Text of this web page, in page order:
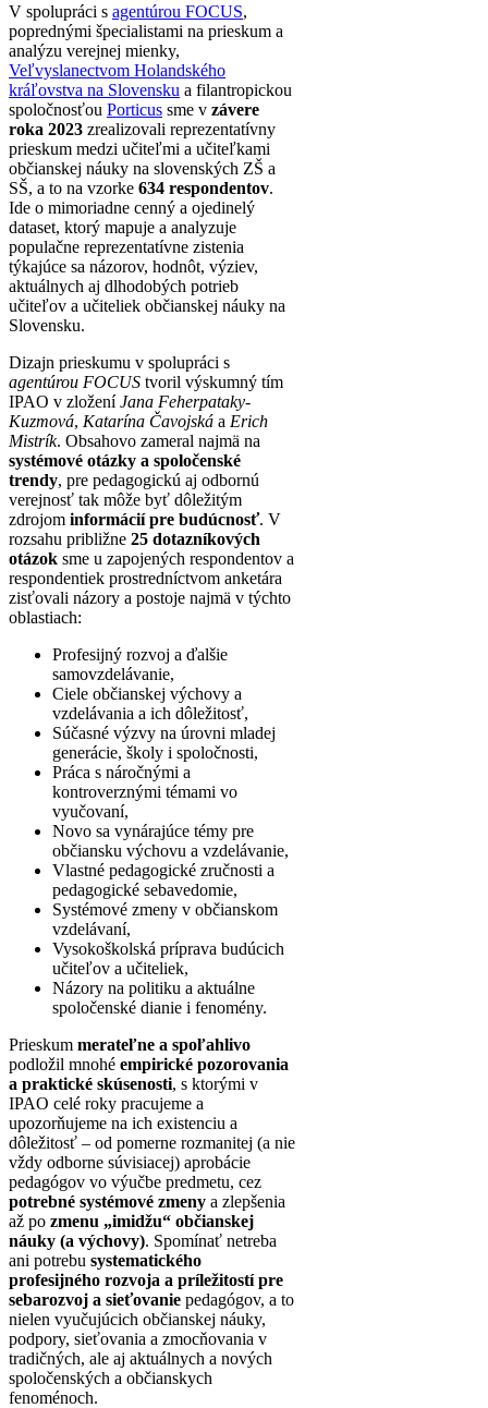
V spolupráci s agentúrou FOCUS,
poprednými špecialistami na prieskum a
analýzu verejnej mienky,
Veľvyslanectvom Holandského
kráľovstva na Slovensku a filantropickou
spoločnosťou Porticus sme v závere
roka 2023 zrealizovali reprezentatívny
prieskum medzi učiteľmi a učiteľkami
občianskej náuky na slovenských ZŠ a
SŠ, a to na vzorke 634 respondentov.
Ide o mimoriadne cenný a ojedinelý
dataset, ktorý mapuje a analyzuje
populačne reprezentatívne zistenia
týkajúce sa názorov, hodnôt, výziev,
aktuálnych aj dlhodobých potrieb
učiteľov a učiteliek občianskej náuky na
Slovensku.
Dizajn prieskumu v spolupráci s
agentúrou FOCUS tvoril výskumný tím
IPAO v zloženíJana Feherpataky-
Kuzmová, Katarína Čavojská a Erich
Mistrík. Obsahovo zameral najmä na
systémové otázky a spoločenské
trendy, pre pedagogickú aj odbornú
verejnosť tak môže byť dôležitým
zdrojom informácií pre budúcnosť. V
rozsahu približne 25 dotazníkových
otázok sme u zapojených respondentov a
respondentiek prostredníctvom anketára
zisťovali názory a postoje najmä v týchto
oblastiach:
Profesijný rozvoj a ďalšie
samovzdelávanie,
Ciele občianskej výchovy a
vzdelávania a ich dôležitosť,
Súčasné výzvy na úrovni mladej
generácie, školy i spoločnosti,
Práca s náročnými a
kontroverznými témami vo
vyučovaní,
Novo sa vynárajúce témy pre
občiansku výchovu a vzdelávanie,
Vlastné pedagogické zručnosti a
pedagogické sebavedomie,
Systémové zmeny v občianskom
vzdelávaní,
Vysokoškolská príprava budúcich
učiteľov a učiteliek,
Názory na politiku a aktuálne
spoločenské dianie i fenomény.
Prieskum merateľne a spoľahlivo
podložil mnohé empirické pozorovania
a praktické skúsenosti, s ktorými v
IPAO celé roky pracujeme a
upozorňujeme na ich existenciu a
dôležitosť – od pomerne rozmanitej (a nie
vždy odborne súvisiacej) aprobácie
pedagógov vo výučbe predmetu, cez
potrebné systémové zmeny a zlepšenia
až po zmenu „imidžu“ občianskej
náuky (a výchovy). Spomínať netreba
ani potrebu systematického
profesijného rozvoja a príležitostí pre
sebarozvoj a sieťovanie pedagógov, a to
nielen vyučujúcich občianskej náuky,
podpory, sieťovania a zmocňovania v
tradičných, ale aj aktuálnych a nových
spoločenských a občianskych
fenoménoch.